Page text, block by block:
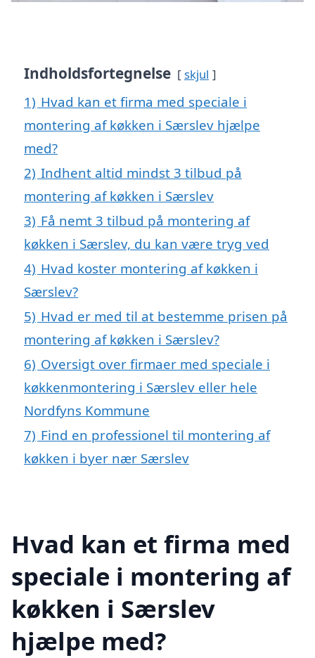
Indholdsfortegnelse skjul
1) Hvad kan et firma med speciale i
montering af køkken i Særslev hjælpe
med?
2) Indhent altid mindst 3 tilbud på
montering af køkken i Særslev
3) Få nemt 3 tilbud på montering af
køkken i Særslev, du kan være tryg ved
4) Hvad koster montering af køkken i
Særslev?
5) Hvad er med til at bestemme prisen på
montering af køkken i Særslev?
6) Oversigt over firmaer med speciale i
køkkenmontering i Særslev eller hele
Nordfyns Kommune
7) Find en professionel til montering af
køkken i byer nær Særslev
Hvad kan et firma med
speciale i montering af
køkken i Særslev
hjælpe med?